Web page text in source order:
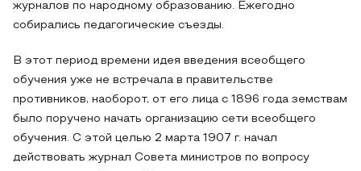
журналов по народному образованию. Ежегодно
собирались педагогические съезды.
В этот период времени идея введения всеобщего
обучения уже не встречала в правительстве
противников, наоборот, от его лица с 1896 года земствам
было поручено начать организацию сети всеобщего
обучения. С этой целью 2 марта 1907 г. начал
действовать журнал Совета министров по вопросу